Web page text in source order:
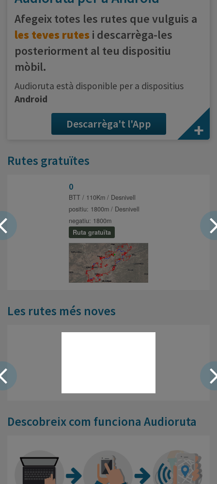
Afegeix totes les rutes que vulguis a
les teves rutes i descarrèga-les
posteriorment al teu dispositiu
mòbil.
Audioruta està disponible per a dispositius
Android
Descarrèga't l'App
Rutes gratuïtes
0
BTT / 110Km / Desnivell
positiu: 1800m / Desnivell
negatiu: 1800m
Ruta gratuïta
Les rutes més noves
Descobreix com funciona Audioruta